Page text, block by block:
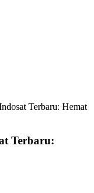
Terbaru: Hemat
Terbaru: